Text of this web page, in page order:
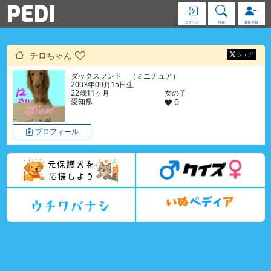
PEDI ログイン 検索 新規登録
チロちゃん シェア
ダックスフンド （ミニチュア）
2003年09月15日生
22歳11ヶ月
女の子
愛知県
0
プロフィール